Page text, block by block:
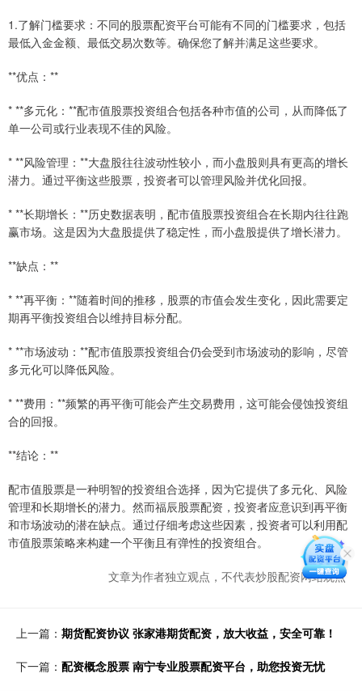
1.了解门槛要求：不同的股票配资平台可能有不同的门槛要求，包括
最低入金金额、最低交易次数等。确保您了解并满足这些要求。
**优点：**
* **多元化：**配市值股票投资组合包括各种市值的公司，从而降低了
单一公司或行业表现不佳的风险。
* **风险管理：**大盘股往往波动性较小，而小盘股则具有更高的增长
潜力。通过平衡这些股票，投资者可以管理风险并优化回报。
* **长期增长：**历史数据表明，配市值股票投资组合在长期内往往跑
赢市场。这是因为大盘股提供了稳定性，而小盘股提供了增长潜力。
**缺点：**
* **再平衡：**随着时间的推移，股票的市值会发生变化，因此需要定
期再平衡投资组合以维持目标分配。
* **市场波动：**配市值股票投资组合仍会受到市场波动的影响，尽管
多元化可以降低风险。
* **费用：**频繁的再平衡可能会产生交易费用，这可能会侵蚀投资组
合的回报。
**结论：**
配市值股票是一种明智的投资组合选择，因为它提供了多元化、风险
管理和长期增长的潜力。然而福辰股票配资，投资者应意识到再平衡
和市场波动的潜在缺点。通过仔细考虑这些因素，投资者可以利用配
市值股票策略来构建一个平衡且有弹性的投资组合。
文章为作者独立观点，不代表炒股配资网站观点
上一篇： 期货配资协议 张家港期货配资，放大收益，安全可靠！
下一篇： 配资概念股票 南宁专业股票配资平台，助您投资无忧